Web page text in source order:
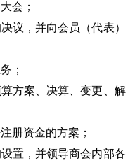
会；
议，并向会员（代表）
；
方案、决算、变更、解
册资金的方案；
置，并领导商会内部各